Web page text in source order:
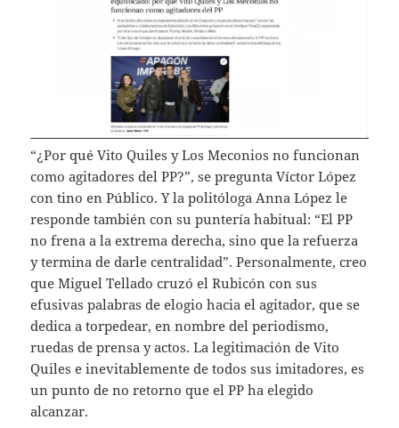
“¿Por qué Vito Quiles y Los Meconios no funcionan
como agitadores del PP?”, se pregunta Víctor López
con tino en Público. Y la politóloga Anna López le
responde también con su puntería habitual: “El PP
no frena a la extrema derecha, sino que la refuerza
y termina de darle centralidad”. Personalmente, creo
que Miguel Tellado cruzó el Rubicón con sus
efusivas palabras de elogio hacia el agitador, que se
dedica a torpedear, en nombre del periodismo,
ruedas de prensa y actos. La legitimación de Vito
Quiles e inevitablemente de todos sus imitadores, es
un punto de no retorno que el PP ha elegido
alcanzar.